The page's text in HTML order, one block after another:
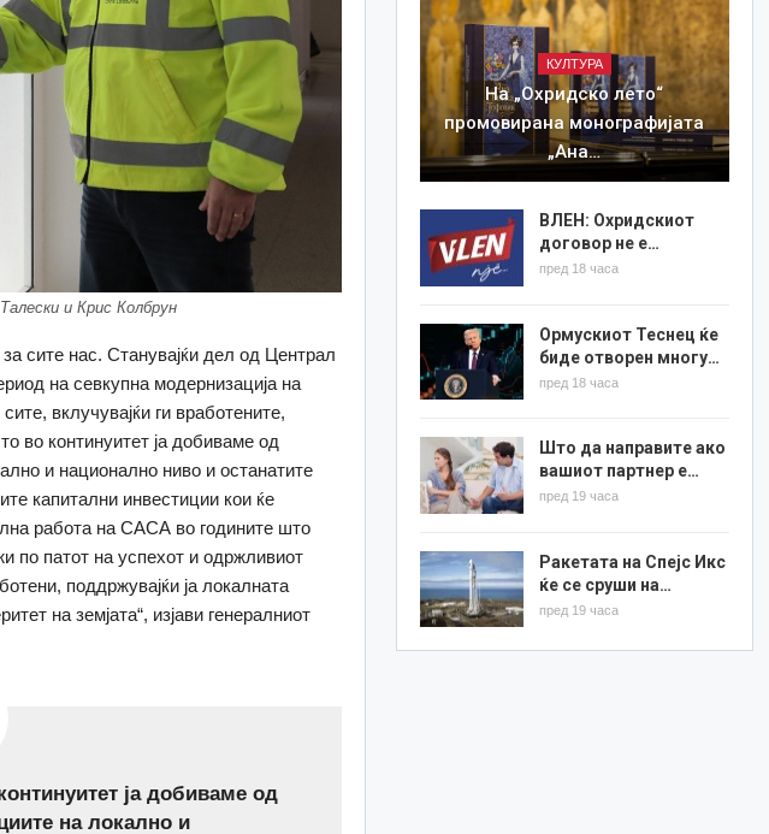
и Крис Колбрун
сите нас. Станувајќи дел од Централ
на севкупна модернизација на
вклучувајќи ги вработените,
во континуитет ја добиваме од
и национално ниво и останатите
капитални инвестиции кои ќе
работа на САСА во годините што
по патот на успехот и одржливиот
поддржувајќи ја локалната
на земјата“, изјави генералниот
ја добиваме од
на локално и
КУЛТУРА
На „Охридско лето“
промовирана монографијата
„Ана…
ВЛЕН: Охридскиот
договор не е…
пред 18 часа
Ормускиот Теснец ќе
биде отворен многу…
пред 18 часа
Што да направите ако
вашиот партнер е…
пред 19 часа
Ракетата на Спејс Икс
ќе се сруши на…
пред 19 часа